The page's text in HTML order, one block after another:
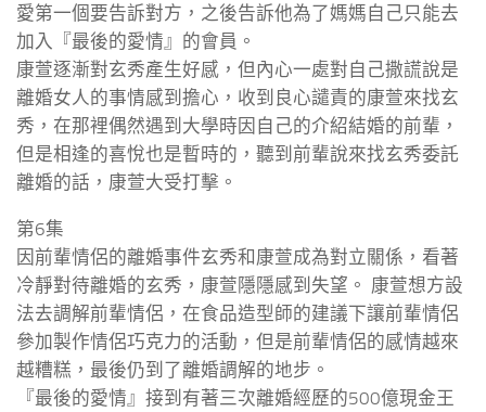
愛第一個要告訴對方，之後告訴他為了媽媽自己只能去
加入『最後的愛情』的會員。
康萱逐漸對玄秀產生好感，但內心一處對自己撒謊說是
離婚女人的事情感到擔心，收到良心譴責的康萱來找玄
秀，在那裡偶然遇到大學時因自己的介紹結婚的前輩，
但是相逢的喜悅也是暫時的，聽到前輩說來找玄秀委託
離婚的話，康萱大受打擊。
第6集
因前輩情侶的離婚事件玄秀和康萱成為對立關係，看著
冷靜對待離婚的玄秀，康萱隱隱感到失望。 康萱想方設
法去調解前輩情侶，在食品造型師的建議下讓前輩情侶
參加製作情侶巧克力的活動，但是前輩情侶的感情越來
越糟糕，最後仍到了離婚調解的地步。
『最後的愛情』接到有著三次離婚經歷的500億現金王